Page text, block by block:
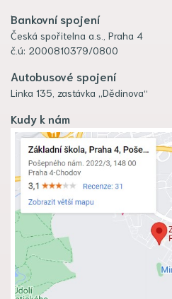
Bankovní spojení
Česká spořitelna a.s., Praha 4
č.ú: 2000810379/0800
Autobusové spojení
Linka 135, zastávka „Dědinova“
Kudy k nám